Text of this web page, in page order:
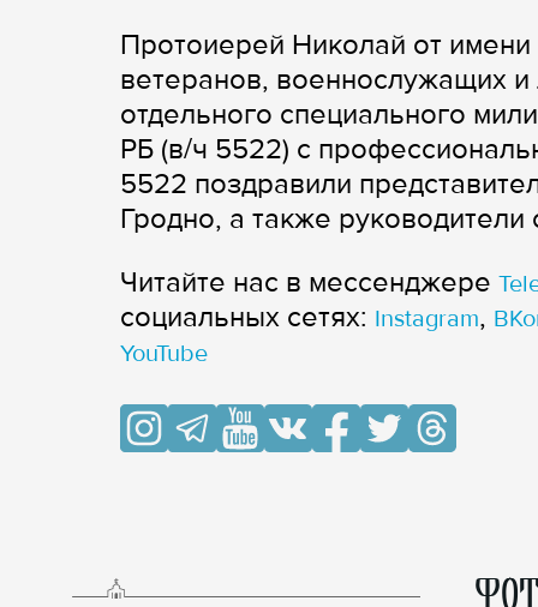
Протоиерей Николай от
ветеранов, военнослужащих и
отдельного специального
РБ (в/ч 5522) с
5522 поздравили
Гродно, а также
Читайте нас в мессенджере
cоциальных сетях: Instagram,
YouTube